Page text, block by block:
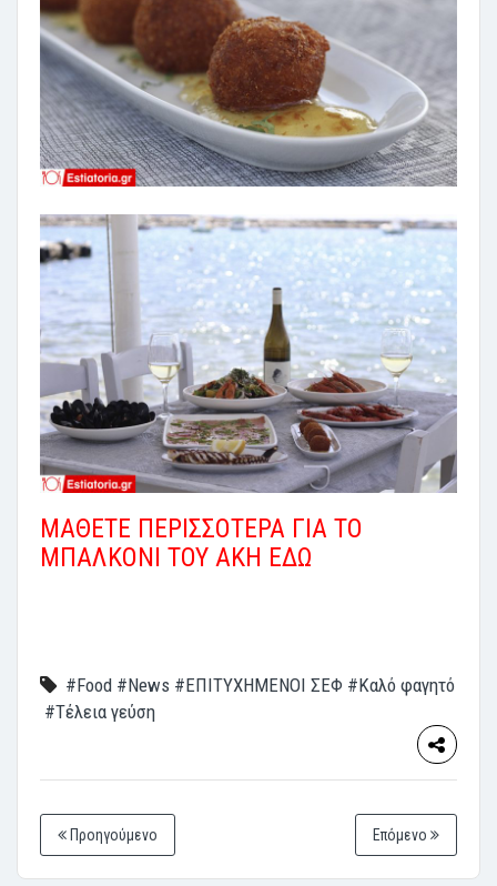
ΜΑΘΕΤΕ ΠΕΡΙΣΣΟΤΕΡΑ ΓΙΑ ΤΟ
ΜΠΑΛΚΟΝΙ ΤΟΥ ΑΚΗ ΕΔΩ
#Food #News #ΕΠΙΤΥΧΗΜΕΝΟΙ ΣΕΦ #Καλό φαγητό
#Τέλεια γεύση
Προηγούμενο Επόμενο